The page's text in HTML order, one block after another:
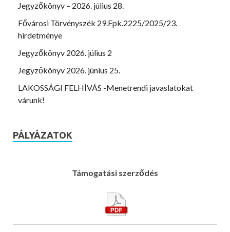
Jegyzőkönyv – 2026. július 28.
Fővárosi Törvényszék 29.Fpk.2225/2025/23.
hirdetménye
Jegyzőkönyv 2026. július 2
Jegyzőkönyv 2026. június 25.
LAKOSSÁGI FELHÍVÁS -Menetrendi javaslatokat
várunk!
PÁLYÁZATOK
Támogatási szerződés